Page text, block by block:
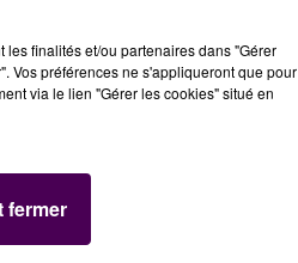
de bois
conducteur du
âgés de 19
par
les finalités et/ou partenaires dans "Gérer
Vos préférences ne s'appliqueront que pour
via le lien "Gérer les cookies" situé en
fermer